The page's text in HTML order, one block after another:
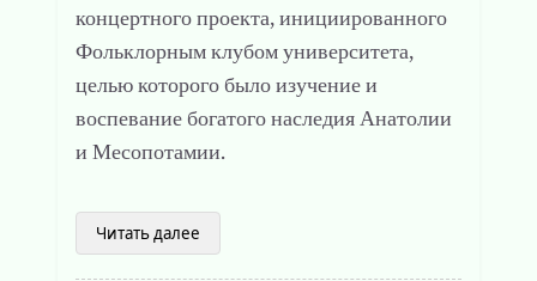
концертного проекта, инициированного
Фольклорным клубом университета,
целью которого было изучение и
воспевание богатого наследия Анатолии
и Месопотамии.
Читать далее